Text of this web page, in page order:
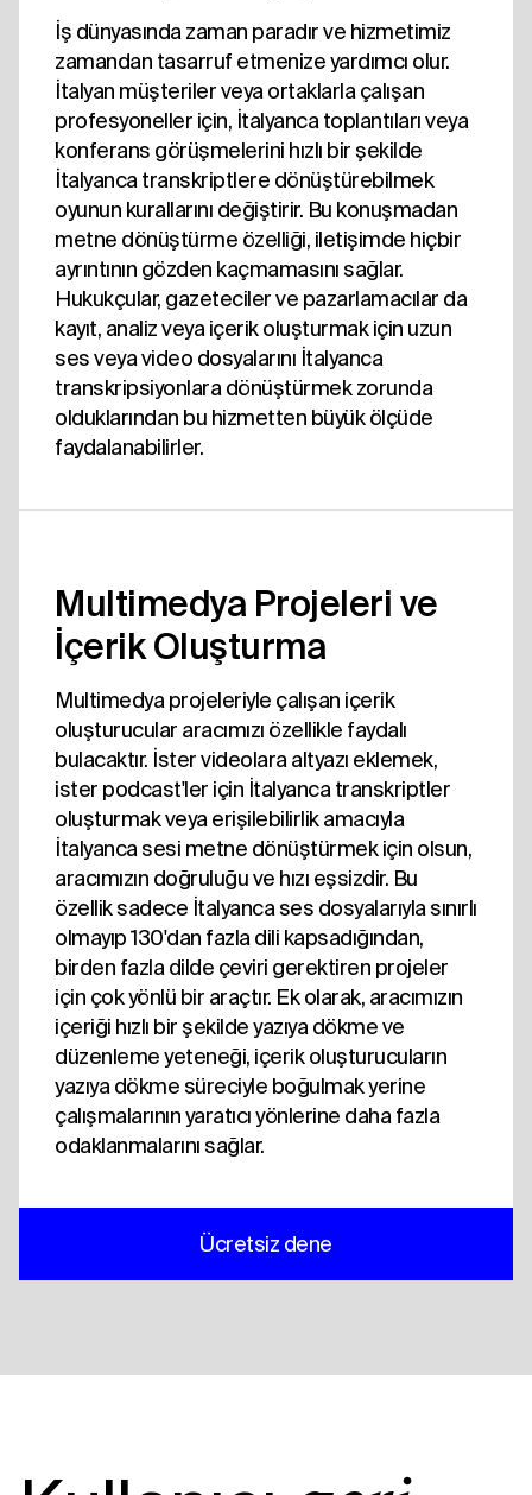
İş dünyasında zaman paradır ve hizmetimiz
zamandan tasarruf etmenize yardımcı olur.
İtalyan müşteriler veya ortaklarla çalışan
profesyoneller için, İtalyanca toplantıları veya
konferans görüşmelerini hızlı bir şekilde
İtalyanca transkriptlere dönüştürebilmek
oyunun kurallarını değiştirir. Bu konuşmadan
metne dönüştürme özelliği, iletişimde hiçbir
ayrıntının gözden kaçmamasını sağlar.
Hukukçular, gazeteciler ve pazarlamacılar da
kayıt, analiz veya içerik oluşturmak için uzun
ses veya video dosyalarını İtalyanca
transkripsiyonlara dönüştürmek zorunda
olduklarından bu hizmetten büyük ölçüde
faydalanabilirler.
Multimedya Projeleri ve
İçerik Oluşturma
Multimedya projeleriyle çalışan içerik
oluşturucular aracımızı özellikle faydalı
bulacaktır. İster videolara altyazı eklemek,
ister podcast'ler için İtalyanca transkriptler
oluşturmak veya erişilebilirlik amacıyla
İtalyanca sesi metne dönüştürmek için olsun,
aracımızın doğruluğu ve hızı eşsizdir. Bu
özellik sadece İtalyanca ses dosyalarıyla sınırlı
olmayıp 130'dan fazla dili kapsadığından,
birden fazla dilde çeviri gerektiren projeler
için çok yönlü bir araçtır. Ek olarak, aracımızın
içeriği hızlı bir şekilde yazıya dökme ve
düzenleme yeteneği, içerik oluşturucuların
yazıya dökme süreciyle boğulmak yerine
çalışmalarının yaratıcı yönlerine daha fazla
odaklanmalarını sağlar.
Ücretsiz dene